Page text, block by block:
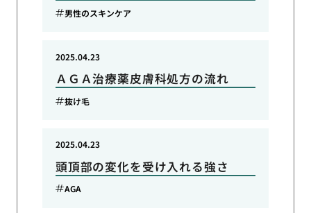
男性のスキンケア
ＡＧＡ治療薬皮膚科処方の流れ
2025.04.23
抜け毛
頭頂部の変化を受け入れる強さ
2025.04.23
AGA